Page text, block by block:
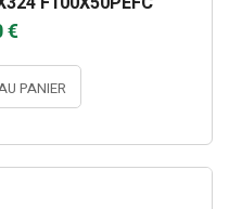
€
PANIER